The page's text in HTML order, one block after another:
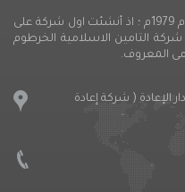
انطلقت خدمات التامين الاسلامى منذ عام 1979م ؛ اذ أنشئت اول شركة على
التامين الاسلامية الخرطوم
المعروف.
الإعادة ( شركة إعادة